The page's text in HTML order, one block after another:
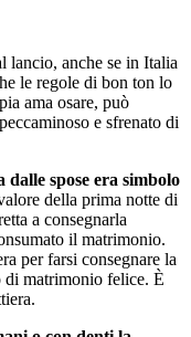
lancio, anche se in Italia
le regole di bon ton lo
ama osare, può
e sfrenato di
spose era simbolo
della prima notte di
a consegnarla
il matrimonio.
per farsi consegnare la
di matrimonio felice. È